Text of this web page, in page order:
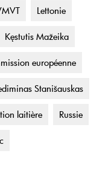
Lettonie
Kęstutis Mažeika
européenne
Stanišauskas
laitière Russie